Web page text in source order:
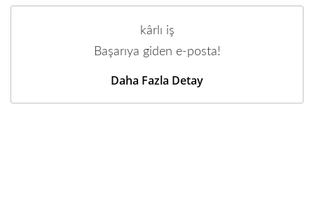
kârlı iş
Başarıya giden e-posta!
Daha Fazla Detay